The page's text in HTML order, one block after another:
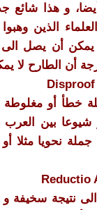
أيضا، و هذا
الذين
يمكن أن يصل
أن الطارح لا
خطأ أو
شيوعا بين
نحويا مثلا
نتيجة سخيفة